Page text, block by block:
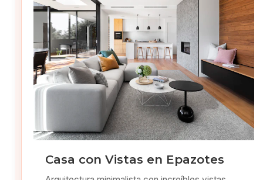
Casa con Vistas en Epazotes